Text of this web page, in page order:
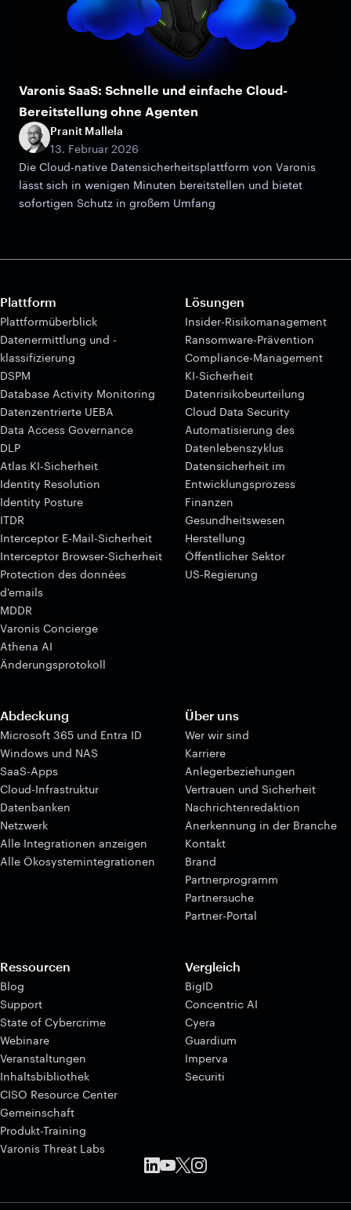
Varonis SaaS: Schnelle und einfache Cloud-
Bereitstellung ohne Agenten
Pranit Mallela
13. Februar 2026
Die Cloud-native Datensicherheitsplattform von Varonis
lässt sich in wenigen Minuten bereitstellen und bietet
sofortigen Schutz in großem Umfang
Plattform
Plattformüberblick
Datenermittlung und -
klassifizierung
DSPM
Database Activity Monitoring
Datenzentrierte UEBA
Data Access Governance
DLP
Atlas KI-Sicherheit
Identity Resolution
Identity Posture
ITDR
Interceptor E-Mail-Sicherheit
Interceptor Browser-Sicherheit
Protection des données
d'emails
MDDR
Varonis Concierge
Athena AI
Änderungsprotokoll
Lösungen
Insider-Risikomanagement
Ransomware-Prävention
Compliance-Management
KI-Sicherheit
Datenrisikobeurteilung
Cloud Data Security
Automatisierung des
Datenlebenszyklus
Datensicherheit im
Entwicklungsprozess
Finanzen
Gesundheitswesen
Herstellung
Öffentlicher Sektor
US-Regierung
Abdeckung
Microsoft 365 und Entra ID
Windows und NAS
SaaS-Apps
Cloud-Infrastruktur
Datenbanken
Netzwerk
Alle Integrationen anzeigen
Alle Ökosystemintegrationen
Über uns
Wer wir sind
Karriere
Anlegerbeziehungen
Vertrauen und Sicherheit
Nachrichtenredaktion
Anerkennung in der Branche
Kontakt
Brand
Partnerprogramm
Partnersuche
Partner-Portal
Ressourcen
Blog
Support
State of Cybercrime
Webinare
Veranstaltungen
Inhaltsbibliothek
CISO Resource Center
Gemeinschaft
Produkt-Training
Varonis Threat Labs
Vergleich
BigID
Concentric AI
Cyera
Guardium
Imperva
Securiti